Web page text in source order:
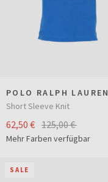
POLO RALPH LAUREN
Short Sleeve Knit
62,50 € 125,00 €
Mehr Farben verfügbar
SALE